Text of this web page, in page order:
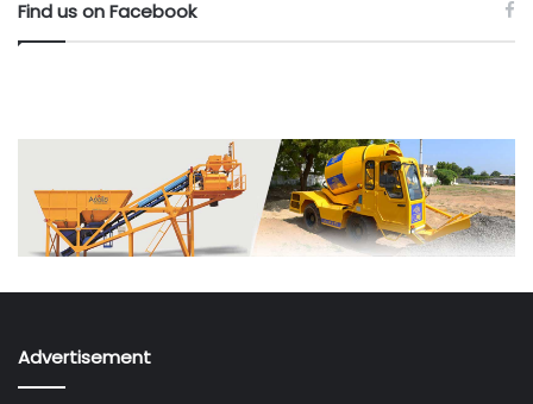
Find us on Facebook
Advertisement